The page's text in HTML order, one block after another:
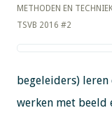
METHODEN EN
TSVB 2016 #2
begeleiders) leren
werken met beeld